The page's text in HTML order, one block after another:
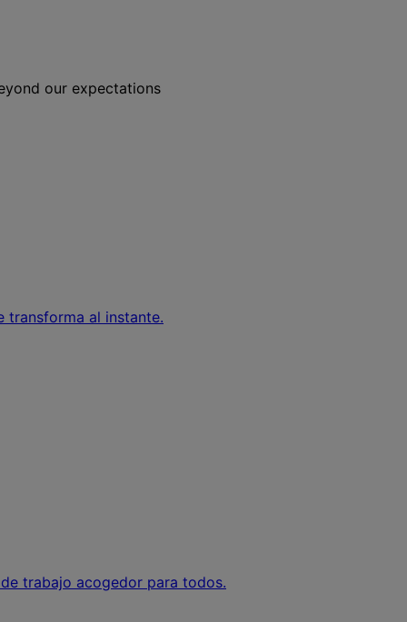
our expectations
transforma al instante.
trabajo acogedor para todos.